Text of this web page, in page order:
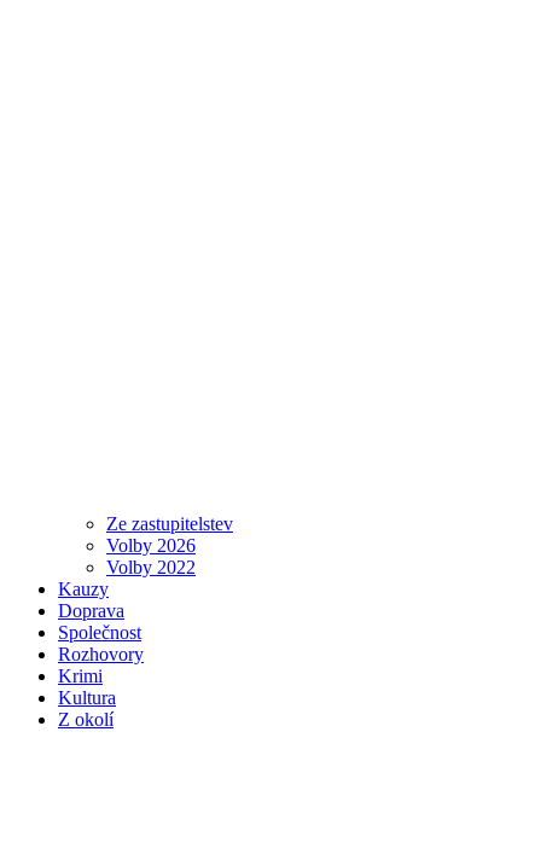
Ze zastupitelstev
Volby 2026
Volby 2022
Kauzy
Doprava
Společnost
Rozhovory
Krimi
Kultura
Z okolí